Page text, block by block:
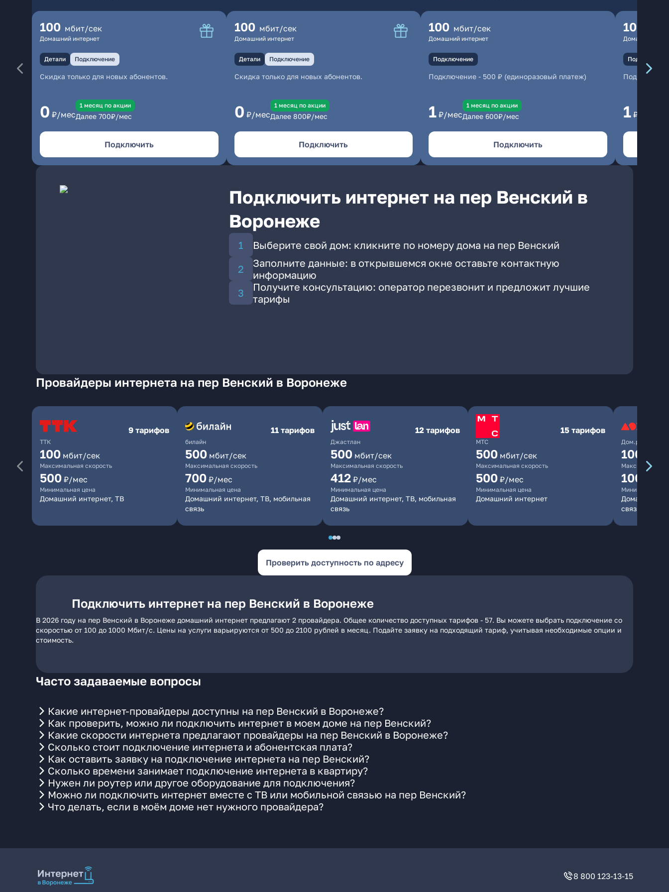
100 мбит/сек
Домашний интернет
Детали Подключение
Скидка только для новых абонентов.
0 ₽/мес
1 месяц по акции
Далее 700₽/мес
Подключить
100 мбит/сек
Домашний интернет
Детали Подключение
Скидка только для новых абонентов.
0 ₽/мес
1 месяц по акции
Далее 800₽/мес
Подключить
100 мбит/сек
Домашний интернет
Подключение
Подключение - 500 ₽ (единоразовый платеж)
1 ₽/мес
1 месяц по акции
Далее 600₽/мес
Подключить
100
Домашний
Подключение
1 ₽/мес
Подключить интернет на пер Венский в
Воронеже
Выберите свой дом: кликните по номеру дома на пер Венский
Заполните данные: в открывшемся окне оставьте контактную
информацию
Получите консультацию: оператор перезвонит и предложит лучшие
тарифы
Провайдеры интернета на пер Венский в Воронеже
ТТК
9 тарифов
100 мбит/сек
Максимальная скорость
500 ₽/мес
Минимальная цена
Домашний интернет, ТВ
билайн
11 тарифов
500 мбит/сек
Максимальная скорость
700 ₽/мес
Минимальная цена
Домашний интернет, ТВ, мобильная
связь
Джастлан
12 тарифов
500 мбит/сек
Максимальная скорость
412 ₽/мес
Минимальная цена
Домашний интернет, ТВ, мобильная
связь
МТС
15 тарифов
500 мбит/сек
Максимальная скорость
500 ₽/мес
Минимальная цена
Домашний интернет
Дом.ру
1000
Максимальная
1000
Минимальная
Домашний
связь
Проверить доступность по адресу
Подключить интернет на пер Венский в Воронеже
В 2026 году на пер Венский в Воронеже домашний интернет предлагают 2 провайдера. Общее количество доступных тарифов - 57. Вы можете выбрать подключение со
скоростью от 100 до 1000 Мбит/с. Цены на услуги варьируются от 500 до 2100 рублей в месяц. Подайте заявку на подходящий тариф, учитывая необходимые опции и
стоимость.
Часто задаваемые вопросы
Какие интернет-провайдеры доступны на пер Венский в Воронеже?
Как проверить, можно ли подключить интернет в моем доме на пер Венский?
Какие скорости интернета предлагают провайдеры на пер Венский в Воронеже?
Сколько стоит подключение интернета и абонентская плата?
Как оставить заявку на подключение интернета на пер Венский?
Сколько времени занимает подключение интернета в квартиру?
Нужен ли роутер или другое оборудование для подключения?
Можно ли подключить интернет вместе с ТВ или мобильной связью на пер Венский?
Что делать, если в моём доме нет нужного провайдера?
8 800 123-13-15